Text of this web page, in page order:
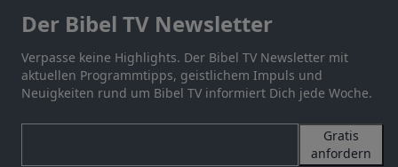
Der Bibel TV Newsletter
Verpasse keine Highlights. Der Bibel TV Newsletter mit
aktuellen Programmtipps, geistlichem Impuls und
Neuigkeiten rund um Bibel TV informiert Dich jede Woche.
Gratis
anfordern